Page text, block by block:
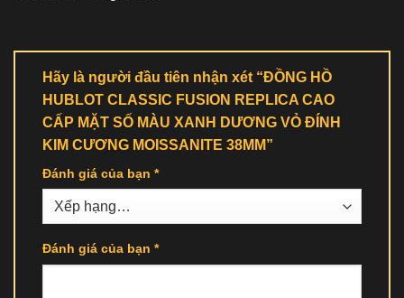
Hãy là người đầu tiên nhận xét “ĐỒNG HỒ
HUBLOT CLASSIC FUSION REPLICA CAO
CẤP MẶT SỐ MÀU XANH DƯƠNG VỎ ĐÍNH
KIM CƯƠNG MOISSANITE 38MM”
Đánh giá của bạn *
Đánh giá của bạn *